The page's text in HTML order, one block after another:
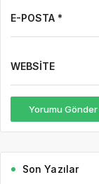
E-POSTA *
WEBSITE
Yorumu Gönder
Son Yazılar